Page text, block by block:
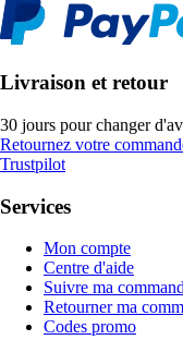
Livraison et retour
30 jours pour changer
Retournez votre
Trustpilot
Services
Mon compte
Centre d'aide
Suivre ma
Retourner ma
Codes promo